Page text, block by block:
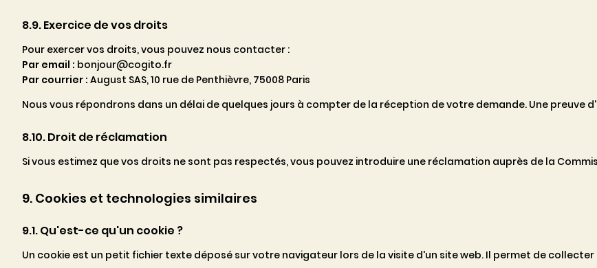
8.9. Exercice de vos droits
Pour exercer vos droits, vous pouvez nous contacter :
Par email : bonjour@cogito.fr
Par courrier : August SAS, 10 rue de Penthièvre, 75008 Paris
Nous vous répondrons dans un délai de quelques jours à compter de la réception de votre demande. Une preuve
8.10. Droit de réclamation
Si vous estimez que vos droits ne sont pas respectés, vous pouvez introduire une réclamation auprès de la
9. Cookies et technologies similaires
9.1. Qu'est-ce qu'un cookie ?
Un cookie est un petit fichier texte déposé sur votre navigateur lors de la visite d'un site web. Il permet de